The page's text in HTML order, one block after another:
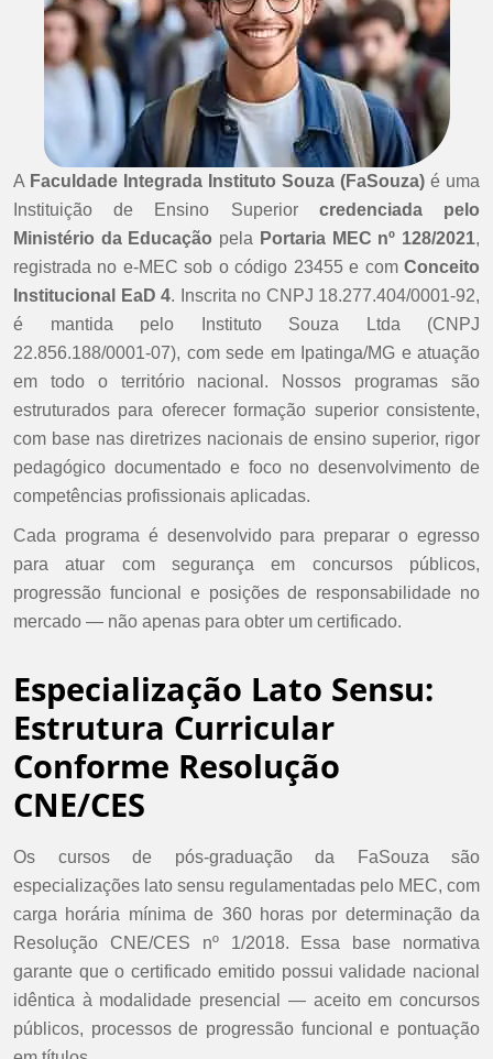
A Faculdade Integrada Instituto Souza (FaSouza) é uma
Instituição de Ensino Superior credenciada pelo
Ministério da Educação pela Portaria MEC nº 128/2021,
registrada no e-MEC sob o código 23455 e com Conceito
Institucional EaD 4. Inscrita no CNPJ 18.277.404/0001-92,
é mantida pelo Instituto Souza Ltda (CNPJ
22.856.188/0001-07), com sede em Ipatinga/MG e atuação
em todo o território nacional. Nossos programas são
estruturados para oferecer formação superior consistente,
com base nas diretrizes nacionais de ensino superior, rigor
pedagógico documentado e foco no desenvolvimento de
competências profissionais aplicadas.
Cada programa é desenvolvido para preparar o egresso
para atuar com segurança em concursos públicos,
progressão funcional e posições de responsabilidade no
mercado — não apenas para obter um certificado.
Especialização Lato Sensu:
Estrutura Curricular
Conforme Resolução
CNE/CES
Os cursos de pós-graduação da FaSouza são
especializações lato sensu regulamentadas pelo MEC, com
carga horária mínima de 360 horas por determinação da
Resolução CNE/CES nº 1/2018. Essa base normativa
garante que o certificado emitido possui validade nacional
idêntica à modalidade presencial — aceito em concursos
públicos, processos de progressão funcional e pontuação